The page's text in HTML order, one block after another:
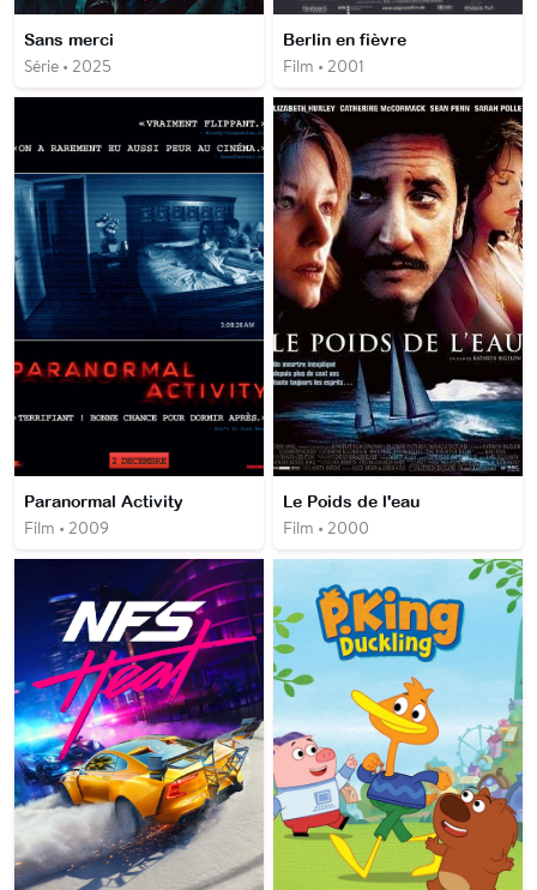
Sans merci
Série • 2025
Berlin en fièvre
Film • 2001
Paranormal Activity
Film • 2009
Le Poids de l'eau
Film • 2000